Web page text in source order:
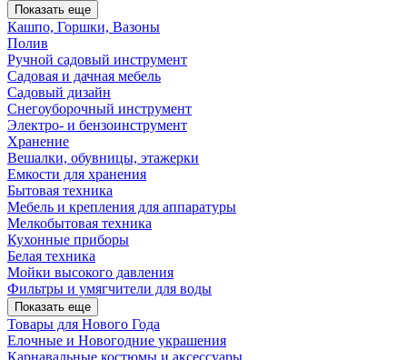
Показать еще
Кашпо, Горшки, Вазоны
Полив
Ручной садовый инструмент
Садовая и дачная мебель
Садовый дизайн
Снегоуборочный инструмент
Электро- и бензоинструмент
Хранение
Вешалки, обувницы, этажерки
Емкости для хранения
Бытовая техника
Мебель и крепления для аппаратуры
Мелкобытовая техника
Кухонные приборы
Белая техника
Мойки высокого давления
Фильтры и умягчители для воды
Показать еще
Товары для Нового Года
Елочные и Новогодние украшения
Карнавальные костюмы и аксессуары